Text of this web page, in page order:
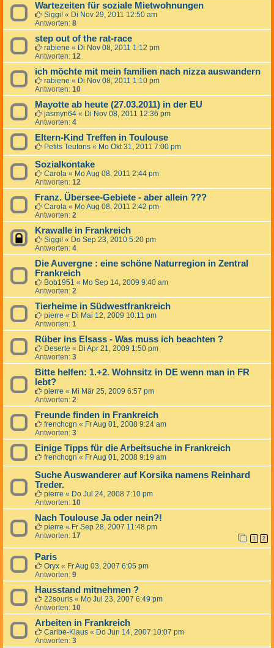
Wartezeiten für soziale Mietwohnungen
Siggi! « Di Nov 29, 2011 12:50 am
Antworten: 8
step out of the rat-race
rabiene « Di Nov 08, 2011 1:12 pm
Antworten: 12
ich möchte mit mein familien nach nizza auswandern
rabiene « Di Nov 08, 2011 1:10 pm
Antworten: 10
Mayotte ab heute (27.03.2011) in der EU
jasmyn64 « Di Nov 08, 2011 12:36 pm
Antworten: 4
Eltern-Kind Treffen in Toulouse
Petits Teutons « Mo Okt 31, 2011 7:00 pm
Sozialkontake
Carola « Mo Aug 08, 2011 2:44 pm
Antworten: 12
Franz. Übersee-Gebiete - aber allein ???
Carola « Mo Aug 08, 2011 2:42 pm
Antworten: 2
Krawalle in Frankreich
Siggi! « Do Sep 23, 2010 5:20 pm
Antworten: 4
Die Auvergne : eine schöne Naturregion in Zentral
Frankreich
Bob1951 « Mo Sep 14, 2009 9:40 am
Antworten: 2
Tierheime in Südwestfrankreich
pierre « Di Mai 12, 2009 10:11 pm
Antworten: 1
Rüber ins Elsass - Was muss ich beachten ?
Deserte « Di Apr 21, 2009 1:50 pm
Antworten: 3
Bitte helfen: 1.+2. Wohnsitz in DE wenn man in FR
lebt?
pierre « Mi Mär 25, 2009 6:57 pm
Antworten: 2
Freunde finden in Frankreich
frenchcgn « Fr Aug 01, 2008 9:24 am
Antworten: 3
Einige Tipps für die Arbeitsuche in Frankreich
frenchcgn « Fr Aug 01, 2008 9:19 am
Suche Auswanderer auf Korsika namens Reinhard
Treder.
pierre « Do Jul 24, 2008 7:10 pm
Antworten: 10
Nach Toulouse Ja oder nein?!
pierre « Fr Sep 28, 2007 11:48 pm
Antworten: 17 1 2
Paris
Oryx « Fr Aug 03, 2007 6:05 pm
Antworten: 9
Hausstand mitnehmen ?
22souris « Mo Jul 23, 2007 6:49 pm
Antworten: 10
Arbeiten in Frankreich
Caribe-Klaus « Do Jun 14, 2007 10:07 pm
Antworten: 3